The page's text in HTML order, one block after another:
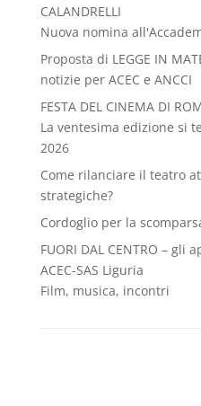
CALANDRELLI
Nuova nomina
Proposta di LEGGE IN
notizie per ACEC e ANCCI
FESTA DEL CINEMA DI
La ventesima edizione si
2026
Come rilanciare il teatro
strategiche?
Cordoglio per la
FUORI DAL CENTRO –
ACEC-SAS Liguria
Film, musica, incontri